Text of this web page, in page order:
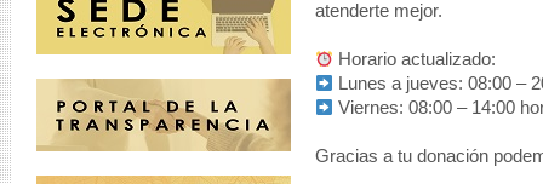
atenderte mejor.
Horario actualizado:
Lunes a jueves: 08:00 –
Viernes: 08:00 – 14:00
Gracias a tu donación